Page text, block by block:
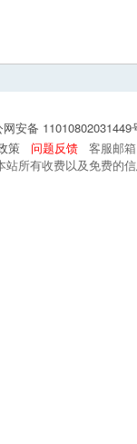
网安备
策 问题反馈
客服邮
所有收费以及免费的